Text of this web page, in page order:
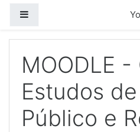
MOODLE
Estudos
Público e